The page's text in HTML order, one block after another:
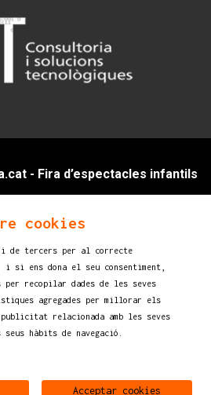
- Fira d’espectacles infantils
d'Igualada
| Ús de Cookies
|
cookies
i de tercers per al correcte
si ens dona el seu consentiment,
per recopilar dades de les seves
agregades per millorar els
relacionada amb les seves
hàbits de navegació.
Acceptar cookies